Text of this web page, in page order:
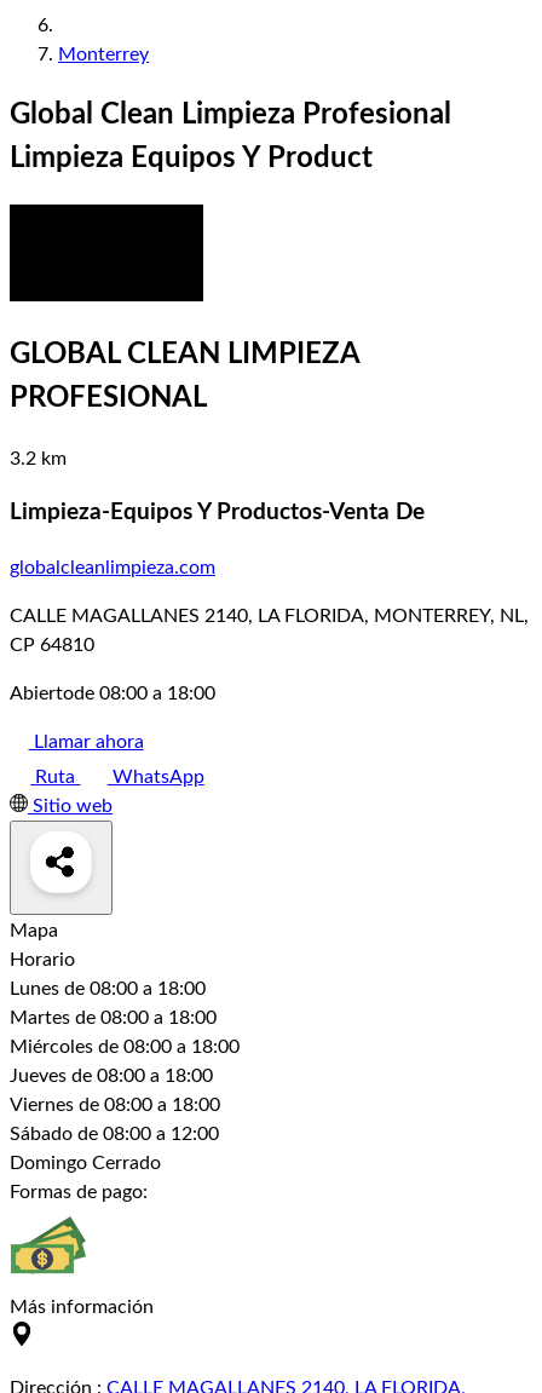
Monterrey
Global Clean Limpieza Profesional
Limpieza Equipos Y Product
GLOBAL CLEAN LIMPIEZA
PROFESIONAL
3.2 km
Limpieza-Equipos Y Productos-Venta De
globalcleanlimpieza.com
CALLE MAGALLANES 2140, LA FLORIDA, MONTERREY, NL,
CP 64810
Abiertode 08:00 a 18:00
Llamar ahora
Ruta
WhatsApp
Sitio web
Mapa
Horario
Lunes de 08:00 a 18:00
Martes de 08:00 a 18:00
Miércoles de 08:00 a 18:00
Jueves de 08:00 a 18:00
Viernes de 08:00 a 18:00
Sábado de 08:00 a 12:00
Domingo Cerrado
Formas de pago:
Más información
Dirección : CALLE MAGALLANES 2140, LA FLORIDA,